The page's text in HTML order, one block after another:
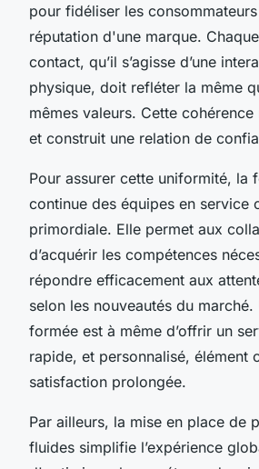
pour fidéliser les
réputation d'une marque.
contact, qu’il s’agisse d’une
physique, doit refléter la même
mêmes valeurs. Cette
et construit une relation de
Pour assurer cette uniformité, la
continue des équipes en service
primordiale. Elle permet aux
d’acquérir les compétences
répondre efficacement aux
selon les nouveautés du
formée est à même d’offrir un
rapide, et personnalisé, élément
satisfaction prolongée.
Par ailleurs, la mise en place de
fluides simplifie l’expérience